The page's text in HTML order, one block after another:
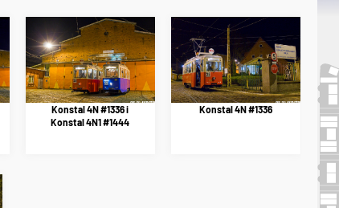
Konstal 4N #1336 i
Konstal 4N1 #1444
Konstal 4N #1336